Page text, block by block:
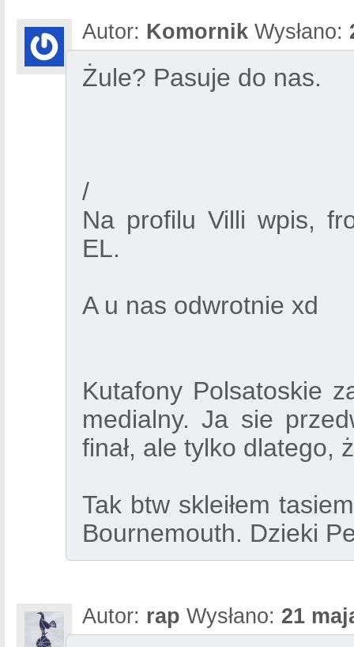
Autor: Komornik Wysłano:
Żule? Pasuje do nas.
/
Na profilu Villi wpis,
EL.
A u nas odwrotnie xd
Kutafony Polsatoskie
medialny. Ja sie
finał, ale tylko dlatego,
Tak btw skleiłem
Bournemouth. Dzieki
Autor: rap Wysłano: 21